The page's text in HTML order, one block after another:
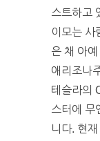
스트하고
이모는 사
은 채 아
애리조나
테슬라의
스터에 무
니다. 현